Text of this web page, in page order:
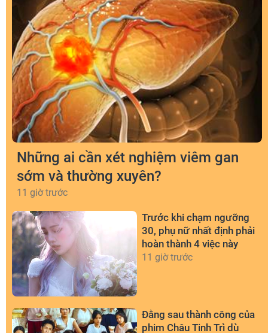
Những ai cần xét nghiệm viêm gan
sớm và thường xuyên?
11 giờ trước
Trước khi chạm ngưỡng
30, phụ nữ nhất định phải
hoàn thành 4 việc này
11 giờ trước
Đằng sau thành công của
phim Châu Tinh Trì dù